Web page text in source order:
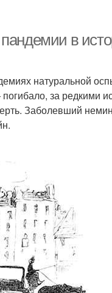
в
натуральной
за редкими
Заболевший